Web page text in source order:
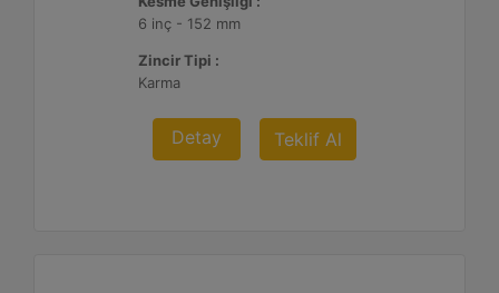
6 inç - 152 mm
Zincir Tipi :
Karma
Detay Teklif Al